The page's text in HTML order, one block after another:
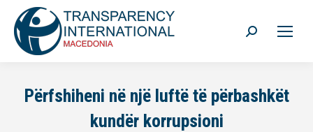
Search:
Përfshiheni në një luftë të përbashkët
kundër korrupsioni